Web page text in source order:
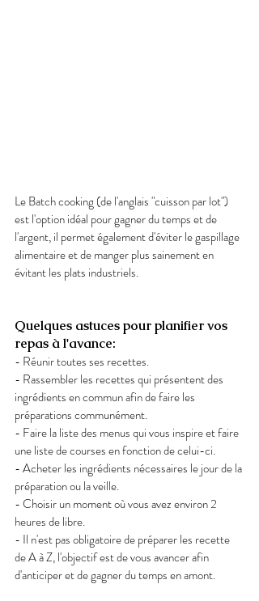
Le Batch cooking (de l'anglais "cuisson par lot")
est l'option idéal pour gagner du temps et de
l'argent, il permet également d'éviter le gaspillage
alimentaire et de manger plus sainement en
évitant les plats industriels.
Quelques astuces pour planifier vos
repas à l'avance:
- Réunir toutes ses recettes.
- Rassembler les recettes qui présentent des
ingrédients en commun afin de faire les
préparations communément.
- Faire la liste des menus qui vous inspire et faire
une liste de courses en fonction de celui-ci.
- Acheter les ingrédients nécessaires le jour de la
préparation ou la veille.
- Choisir un moment où vous avez environ 2
heures de libre.
- Il n'est pas obligatoire de préparer les recette
de A à Z, l'objectif est de vous avancer afin
d'anticiper et de gagner du temps en amont.